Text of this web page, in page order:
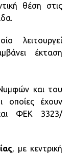
θέση στις
λειτουργεί
έκταση
και του
οποίες έχουν
ΦΕΚ 3323/
, με κεντρική